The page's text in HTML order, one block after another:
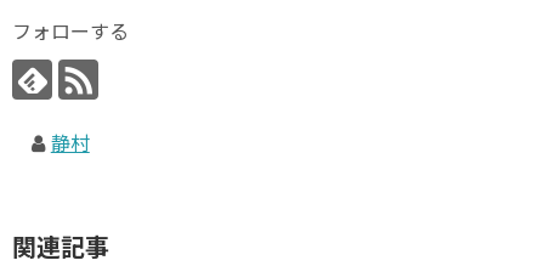
フォローする
静村
関連記事